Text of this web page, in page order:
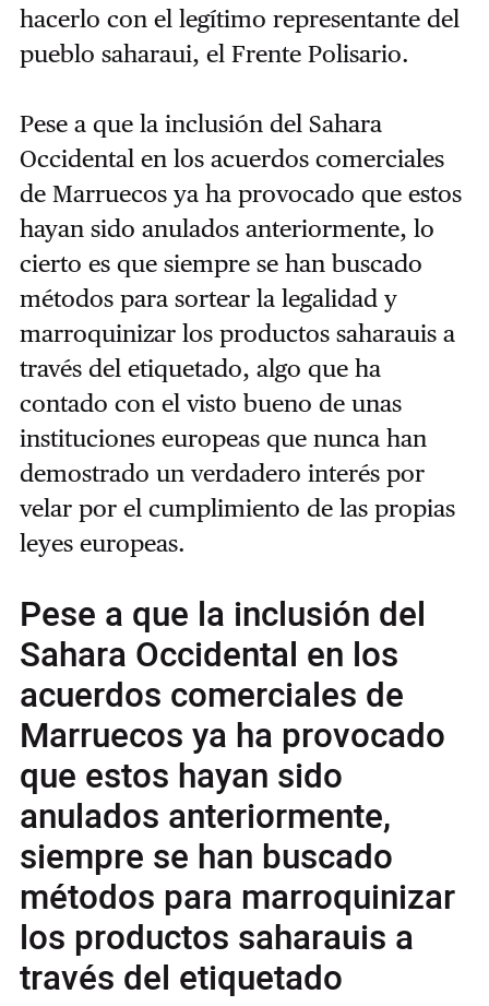
hacerlo con el legítimo representante del
pueblo saharaui, el Frente Polisario.
Pese a que la inclusión del Sahara
Occidental en los acuerdos comerciales
de Marruecos ya ha provocado que estos
hayan sido anulados anteriormente, lo
cierto es que siempre se han buscado
métodos para sortear la legalidad y
marroquinizar los productos saharauis a
través del etiquetado, algo que ha
contado con el visto bueno de unas
instituciones europeas que nunca han
demostrado un verdadero interés por
velar por el cumplimiento de las propias
leyes europeas.
Pese a que la inclusión del
Sahara Occidental en los
acuerdos comerciales de
Marruecos ya ha provocado
que estos hayan sido
anulados anteriormente,
siempre se han buscado
métodos para marroquinizar
los productos saharauis a
través del etiquetado